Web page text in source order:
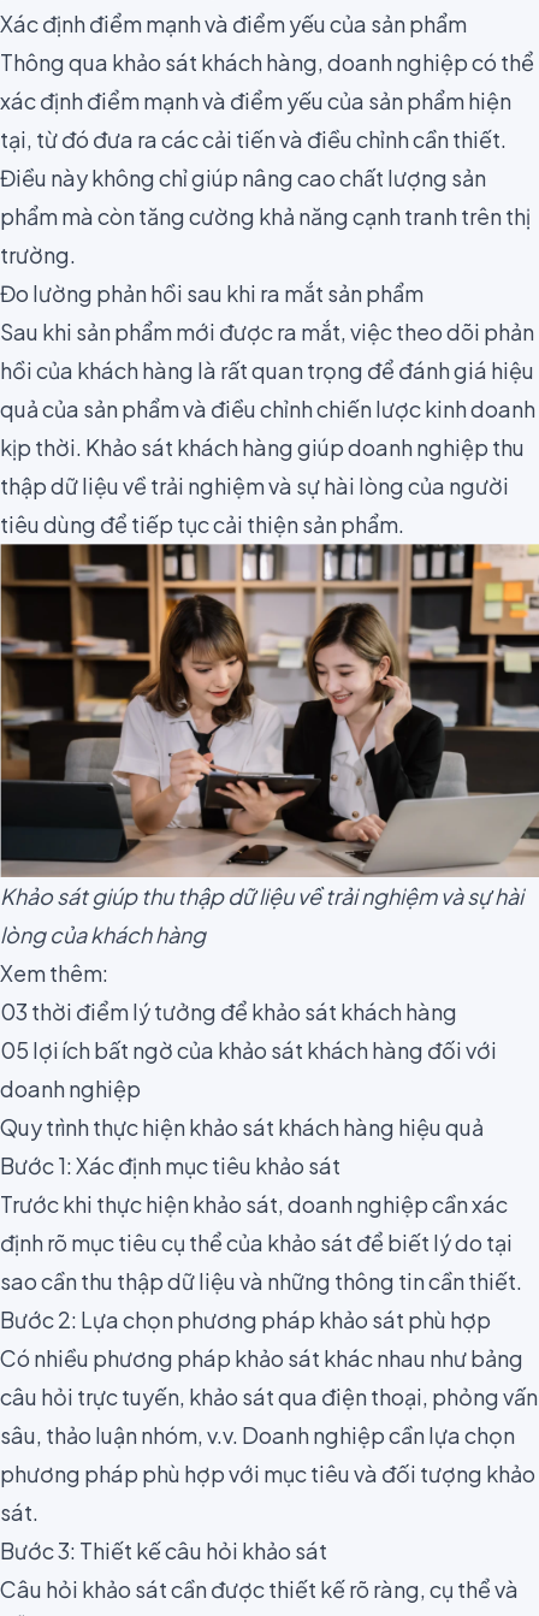
Xác định điểm mạnh và điểm yếu của sản phẩm
Thông qua khảo sát khách hàng, doanh nghiệp có thể
xác định điểm mạnh và điểm yếu của sản phẩm hiện
tại, từ đó đưa ra các cải tiến và điều chỉnh cần thiết.
Điều này không chỉ giúp nâng cao chất lượng sản
phẩm mà còn tăng cường khả năng cạnh tranh trên thị
trường.
Đo lường phản hồi sau khi ra mắt sản phẩm
Sau khi sản phẩm mới được ra mắt, việc theo dõi phản
hồi của khách hàng là rất quan trọng để đánh giá hiệu
quả của sản phẩm và điều chỉnh chiến lược kinh doanh
kịp thời. Khảo sát khách hàng giúp doanh nghiệp thu
thập dữ liệu về trải nghiệm và sự hài lòng của người
tiêu dùng để tiếp tục cải thiện sản phẩm.
Khảo sát giúp thu thập dữ liệu về trải nghiệm và sự hài
lòng của khách hàng
Xem thêm:
03 thời điểm lý tưởng để khảo sát khách hàng
05 lợi ích bất ngờ của khảo sát khách hàng đối với
doanh nghiệp
Quy trình thực hiện khảo sát khách hàng hiệu quả
Bước 1: Xác định mục tiêu khảo sát
Trước khi thực hiện khảo sát, doanh nghiệp cần xác
định rõ mục tiêu cụ thể của khảo sát để biết lý do tại
sao cần thu thập dữ liệu và những thông tin cần thiết.
Bước 2: Lựa chọn phương pháp khảo sát phù hợp
Có nhiều phương pháp khảo sát khác nhau như bảng
câu hỏi trực tuyến, khảo sát qua điện thoại, phỏng vấn
sâu, thảo luận nhóm, v.v. Doanh nghiệp cần lựa chọn
phương pháp phù hợp với mục tiêu và đối tượng khảo
sát.
Bước 3: Thiết kế câu hỏi khảo sát
Câu hỏi khảo sát cần được thiết kế rõ ràng, cụ thể và